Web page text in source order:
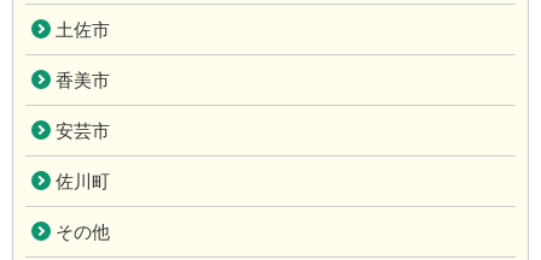
土佐市
香美市
安芸市
佐川町
その他